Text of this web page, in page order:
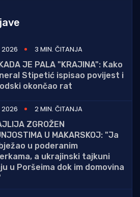
2026
3 MIN. ČITANJA
JE PALA "KRAJINA": Kako
Stipetić ispisao povijest i
okončao rat
2026
2 MIN. ČITANJA
ZGROŽEN
U MAKARSKOJ: "Ja
u poderanim
a ukrajinski tajkuni
u Poršeima dok im domovina